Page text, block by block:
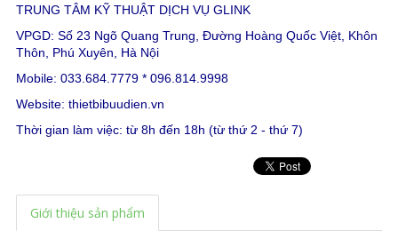
TRUNG TÂM KỸ THUẬT DỊCH VỤ GLINK
VPGD: Số 23 Ngõ Quang Trung, Đường Hoàng Quốc Việt, Khôn
Thôn, Phú Xuyên, Hà Nội
Mobile: 033.684.7779 * 096.814.9998
Website: thietbibuudien.vn
Thời gian làm việc: từ 8h đến 18h (từ thứ 2 - thứ 7)
Giới thiệu sản phẩm